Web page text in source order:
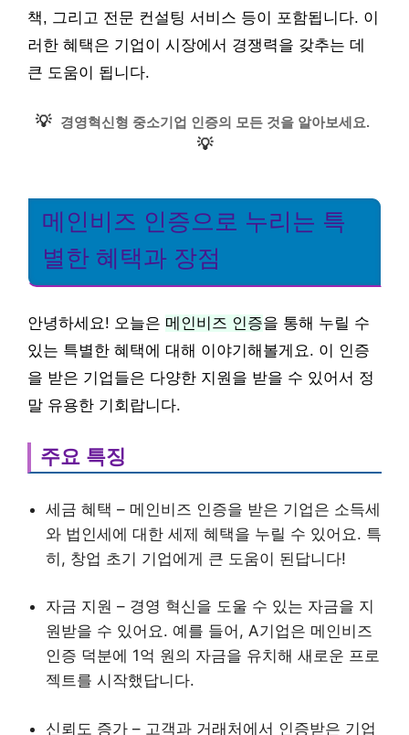
책, 그리고 전문 컨설팅 서비스 등이 포함됩니다. 이
러한 혜택은 기업이 시장에서 경쟁력을 갖추는 데
큰 도움이 됩니다.
💡 경영혁신형 중소기업 인증의 모든 것을 알아보세요.
💡
메인비즈 인증으로 누리는 특
별한 혜택과 장점
안녕하세요! 오늘은 메인비즈 인증을 통해 누릴 수
있는 특별한 혜택에 대해 이야기해볼게요. 이 인증
을 받은 기업들은 다양한 지원을 받을 수 있어서 정
말 유용한 기회랍니다.
주요 특징
세금 혜택 – 메인비즈 인증을 받은 기업은 소득세
와 법인세에 대한 세제 혜택을 누릴 수 있어요. 특
히, 창업 초기 기업에게 큰 도움이 된답니다!
자금 지원 – 경영 혁신을 도울 수 있는 자금을 지
원받을 수 있어요. 예를 들어, A기업은 메인비즈
인증 덕분에 1억 원의 자금을 유치해 새로운 프로
젝트를 시작했답니다.
신뢰도 증가 – 고객과 거래처에서 인증받은 기업